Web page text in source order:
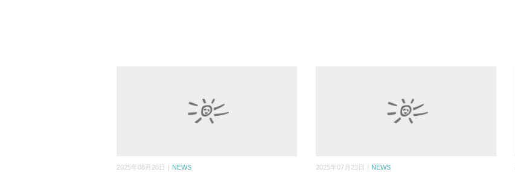
2025年08月26日｜ NEWS 2025年07月23日｜ NEWS